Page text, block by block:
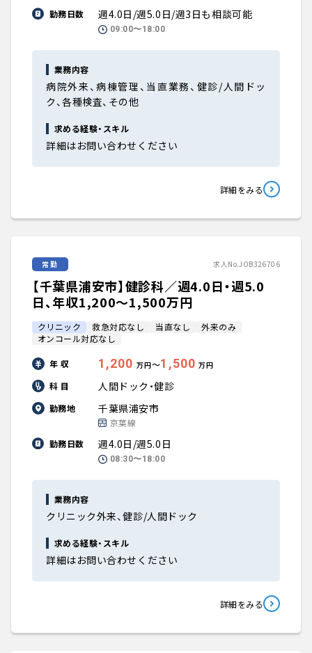
勤務日数
週4.0日/週5.0日/週3日も相談可能
09:00〜18:00
業務内容
病院外来、病棟管理、当直業務、健診/人間ドッ
ク、各種検査、その他
求める経験・スキル
詳細はお問い合わせください
詳細をみる
常勤 求人No.JOB326706
【千葉県浦安市】健診科／週4.0日・週5.0
日、年収1,200〜1,500万円
クリニック 救急対応なし 当直なし
外来のみ
オンコール対応なし
年 収 1,200 万円〜1,500 万円
科 目 人間ドック・健診
勤務地 千葉県浦安市
京葉線
勤務日数
週4.0日/週5.0日
08:30〜18:00
業務内容
クリニック外来、健診/人間ドック
求める経験・スキル
詳細はお問い合わせください
詳細をみる